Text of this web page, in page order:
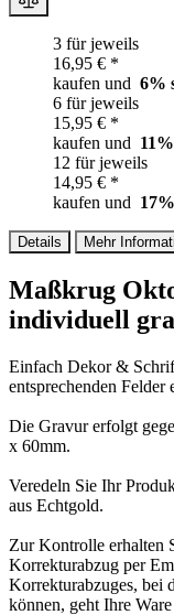
3 für jeweils
16,95 € *
kaufen und 6%
6 für jeweils
15,95 € *
kaufen und 11
12 für jeweils
14,95 € *
kaufen und 17
Details Mehr
Maßkrug
individuell
Einfach Dekor &
entsprechenden Felder
Die Gravur erfolgt
x 60mm.
Veredeln Sie Ihr
aus Echtgold.
Zur Kontrolle erhalten
Korrekturabzug per
Korrekturabzuges, bei
können, geht Ihre